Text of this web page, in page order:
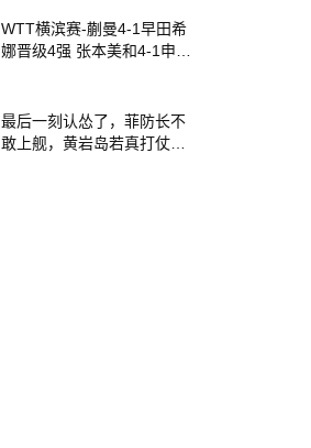
WTT横滨赛-蒯曼4-1早田希
娜晋级4强 张本美和4-1申裕
最后一刻认怂了，菲防长不
敢上舰，黄岩岛若真打仗，